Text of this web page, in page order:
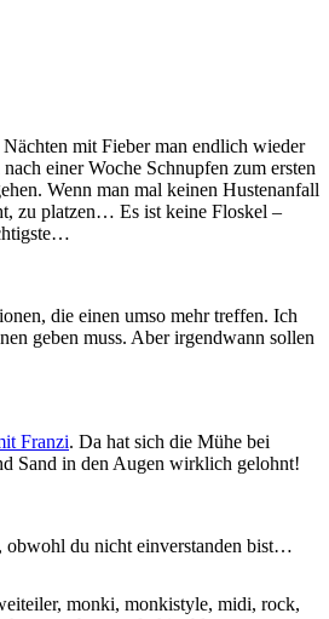
mit Fieber man endlich wieder
einer Woche Schnupfen zum ersten
Wenn man mal keinen Hustenanfall
zu platzen… Es ist keine Floskel –
die einen umso mehr treffen. Ich
geben muss. Aber irgendwann sollen
Franzi. Da hat sich die Mühe bei
Sand in den Augen wirklich gelohnt!
du nicht einverstanden bist…